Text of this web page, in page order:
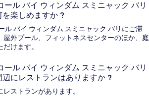
ール バイ ウィンダム スミニャック バリ
を楽しめますか ?
ル バイ ウィンダム スミニャック バリにご滞
屋外プール、フィットネスセンターのほか、庭
けます。
ール バイ ウィンダム スミニャック バリ
にレストランはありますか ?
ストランがあります。